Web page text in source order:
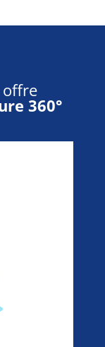
offre
360°